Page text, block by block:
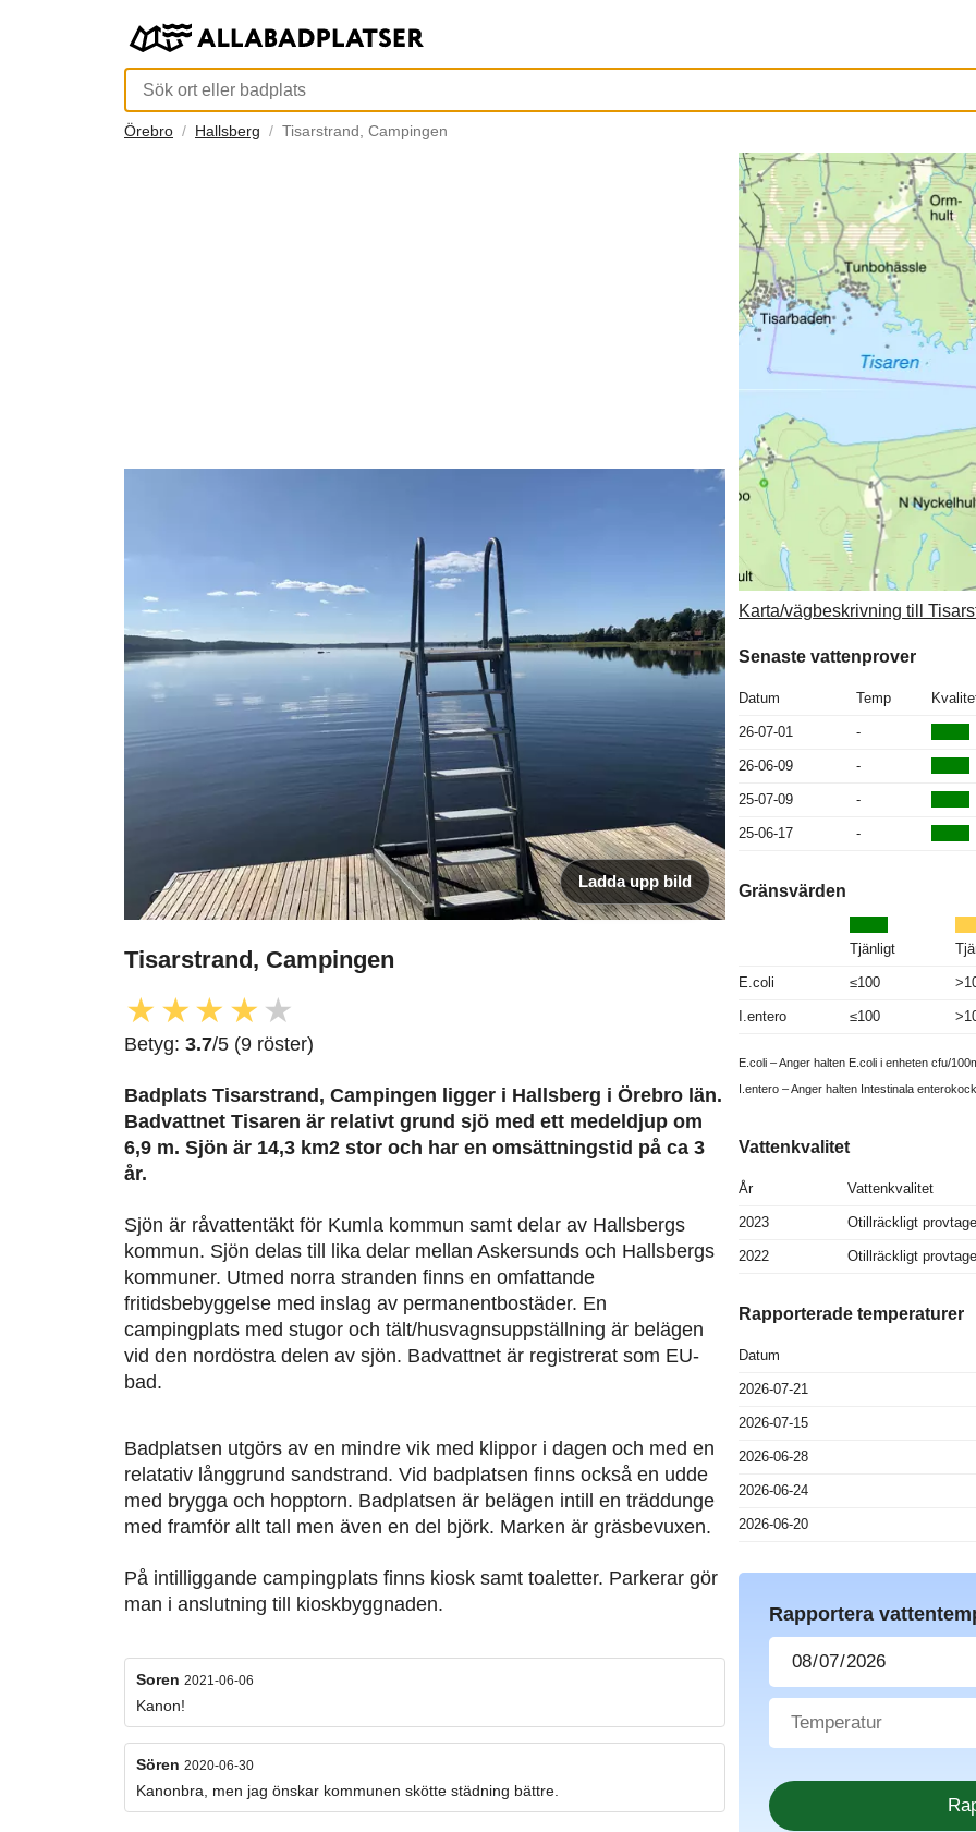
Örebro Hallsberg Tisarstrand, Campingen
Ladda upp bild
Tisarstrand, Campingen
★ ★★ ★ ★
Betyg: 3.7/5 (9 röster)
Badplats Tisarstrand, Campingen ligger i Hallsberg i Örebro län.
Badvattnet Tisaren är relativt grund sjö med ett medeldjup om
6,9 m. Sjön är 14,3 km2 stor och har en omsättningstid på ca 3
år.
Sjön är råvattentäkt för Kumla kommun samt delar av Hallsbergs
kommun. Sjön delas till lika delar mellan Askersunds och Hallsbergs
kommuner. Utmed norra stranden finns en omfattande
fritidsbebyggelse med inslag av permanentbostäder. En
campingplats med stugor och tält/husvagnsuppställning är belägen
vid den nordöstra delen av sjön. Badvattnet är registrerat som EU-
bad.
Badplatsen utgörs av en mindre vik med klippor i dagen och med en
relatativ långgrund sandstrand. Vid badplatsen finns också en udde
med brygga och hopptorn. Badplatsen är belägen intill en träddunge
med framför allt tall men även en del björk. Marken är gräsbevuxen.
På intilliggande campingplats finns kiosk samt toaletter. Parkerar gör
man i anslutning till kioskbyggnaden.
Soren 2021-06-06
Kanon!
Sören 2020-06-30
Kanonbra, men jag önskar kommunen skötte städning bättre.
Karta/vägbeskrivning till
Senaste vattenprover
Datum Temp
26-07-01 -
26-06-09 -
25-07-09 -
25-06-17 -
Gränsvärden
Tjänligt
E.coli ≤100
I.entero ≤100
E.coli – Anger halten E.coli i enheten cfu/
I.entero – Anger halten Intestinala
Vattenkvalitet
År Vattenkvalitet
2023 Otillräckligt
2022 Otillräckligt
Rapporterade temperaturer
Datum
2026-07-21
2026-07-15
2026-06-28
2026-06-24
2026-06-20
Rapportera